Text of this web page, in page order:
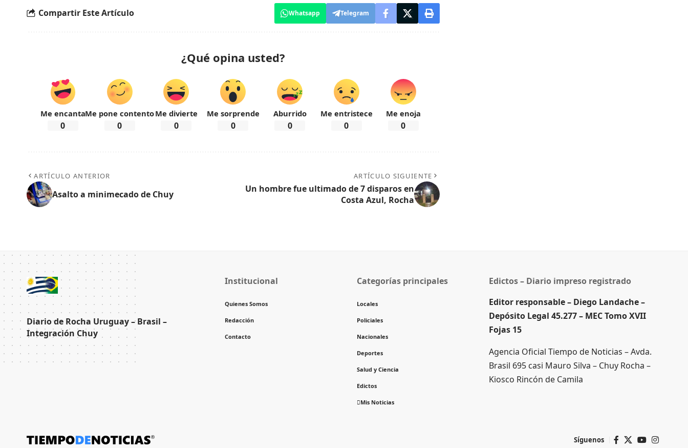
Compartir Este Artículo Whatsapp Telegram
¿Qué opina usted?
Me encanta
0
Me pone contento
0
Me divierte
0
Me sorprende
0
Aburrido
0
Me entristece
0
Me enoja
0
ARTÍCULO ANTERIOR
Asalto a minimecado de Chuy
ARTÍCULO SIGUIENTE
Un hombre fue ultimado de 7 disparos en
Costa Azul, Rocha
Diario de Rocha Uruguay – Brasil –
Integración Chuy
Institucional
Quienes Somos
Redacción
Contacto
Categorías principales
Locales
Policiales
Nacionales
Deportes
Salud y Ciencia
Edictos
Mis Noticias
Edictos – Diario impreso registrado
Editor responsable – Diego Landache –
Depósito Legal 45.277 – MEC Tomo XVII
Fojas 15
Agencia Oficial Tiempo de Noticias – Avda.
Brasil 695 casi Mauro Silva – Chuy Rocha –
Kiosco Rincón de Camila
Síguenos